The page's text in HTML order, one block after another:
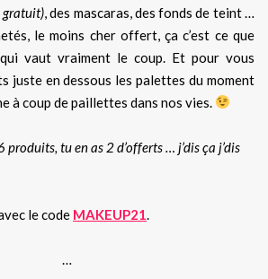
gratuit), des mascaras, des fonds de teint …
le moins cher offert, ça c’est ce que
vaut vraiment le coup. Et pour vous
juste en dessous les palettes du moment
à coup de paillettes dans nos vies.
produits, tu en as 2 d’offerts … j’dis ça j’dis
le code MAKEUP21.
…